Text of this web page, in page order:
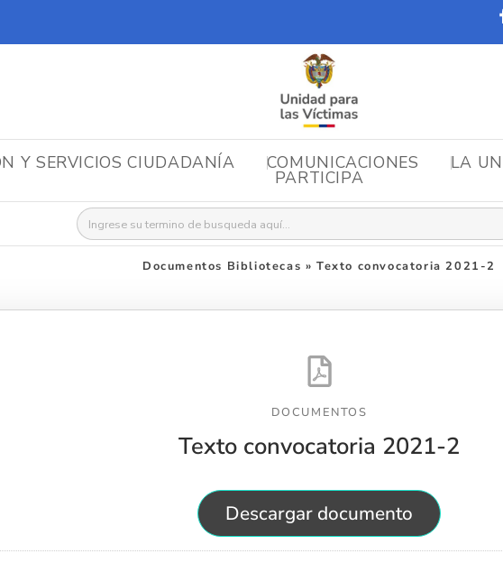
Y SERVICIOS CIUDADANÍA COMUNICACIONES LA
PARTICIPA
Buscar:
Documentos Bibliotecas » Texto convocatoria 2021-2
DOCUMENTOS
Texto convocatoria 2021-2
Descargar documento